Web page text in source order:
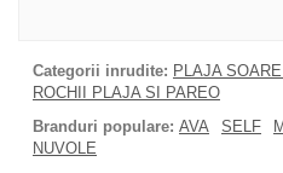
Categorii inrudite: PLAJA
ROCHII PLAJA SI PAREO
Branduri populare: AVA SELF
NUVOLE